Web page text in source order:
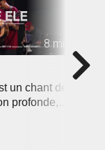
8 min
un chant de
profonde,
3.30 : « I...